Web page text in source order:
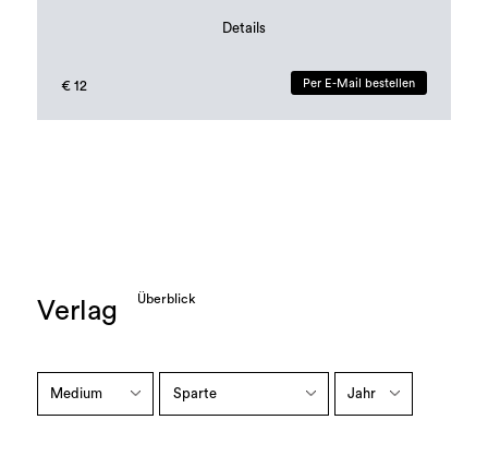
Details
Moskau, 3. bis 20. März 2005
€ 12
Per E-Mail bestellen
Verlag Überblick